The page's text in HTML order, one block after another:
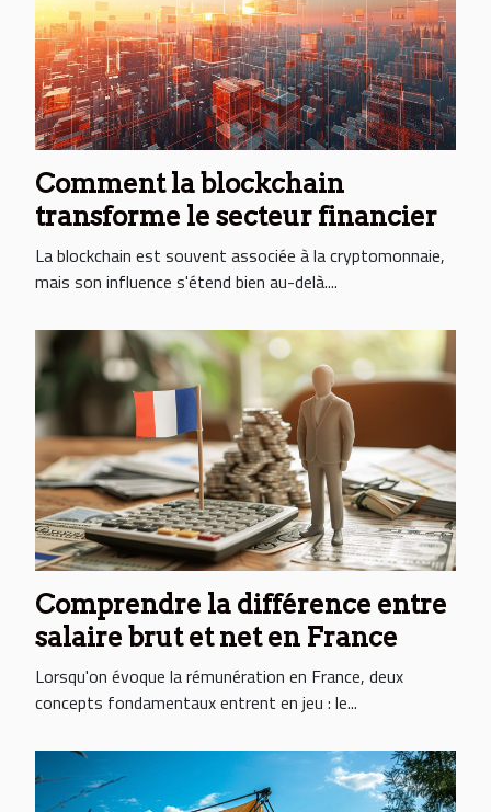
Comment la blockchain
transforme le secteur financier
La blockchain est souvent associée à la cryptomonnaie,
mais son influence s'étend bien au-delà....
Comprendre la différence entre
salaire brut et net en France
Lorsqu'on évoque la rémunération en France, deux
concepts fondamentaux entrent en jeu : le...